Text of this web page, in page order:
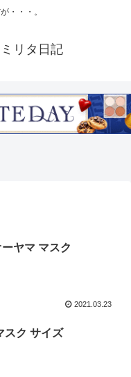
・・・。
リタ日記
ヤマ マスク
2021.03.23
スク サイズ